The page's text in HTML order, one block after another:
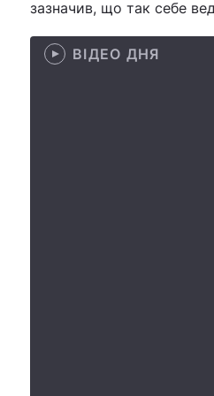
зазначив, що так себе
ВІДЕО ДНЯ